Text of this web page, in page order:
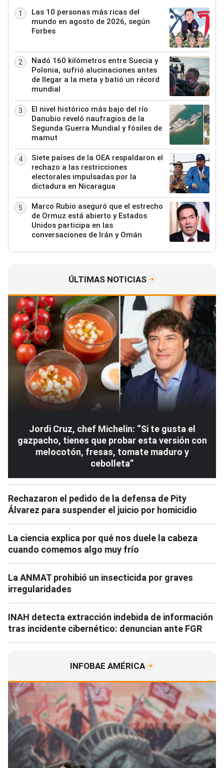
1
Las 10 personas más ricas del
mundo en agosto de 2026, según
Forbes
2
Nadó 160 kilómetros entre Suecia y
Polonia, sufrió alucinaciones antes
de llegar a la meta y batió un récord
mundial
3
El nivel histórico más bajo del río
Danubio reveló naufragios de la
Segunda Guerra Mundial y fósiles de
mamut
4
Siete países de la OEA respaldaron el
rechazo a las restricciones
electorales impulsadas por la
dictadura en Nicaragua
5
Marco Rubio aseguró que el estrecho
de Ormuz está abierto y Estados
Unidos participa en las
conversaciones de Irán y Omán
ÚLTIMAS NOTICIAS
Jordi Cruz, chef Michelin: “Si te gusta el
gazpacho, tienes que probar esta versión con
melocotón, fresas, tomate maduro y
cebolleta”
Rechazaron el pedido de la defensa de Pity
Álvarez para suspender el juicio por homicidio
La ciencia explica por qué nos duele la cabeza
cuando comemos algo muy frío
La ANMAT prohibió un insecticida por graves
irregularidades
INAH detecta extracción indebida de información
tras incidente cibernético: denuncian ante FGR
INFOBAE AMÉRICA